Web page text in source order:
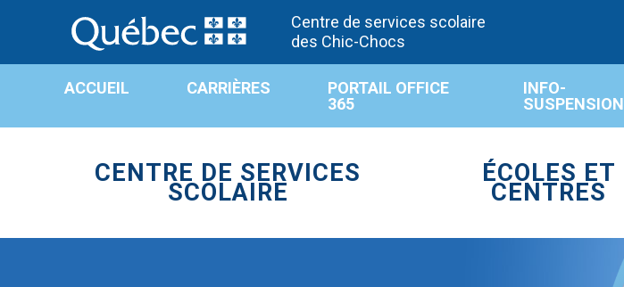
Centre de services scolaire
des Chic-Chocs
ACCUEIL CARRIÈRES
PORTAIL OFFICE
365
INFO-
SUSPENSION
CENTRE DE SERVICES
SCOLAIRE
ÉCOLES ET
CENTRES